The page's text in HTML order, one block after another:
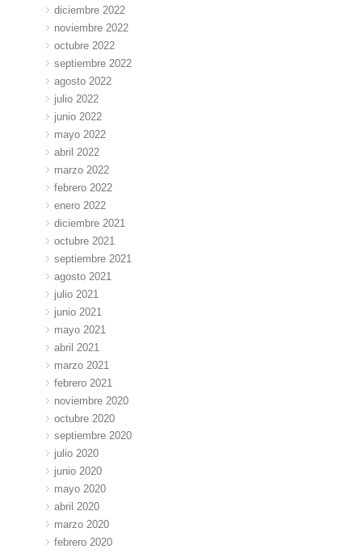
diciembre 2022
noviembre 2022
octubre 2022
septiembre 2022
agosto 2022
julio 2022
junio 2022
mayo 2022
abril 2022
marzo 2022
febrero 2022
enero 2022
diciembre 2021
octubre 2021
septiembre 2021
agosto 2021
julio 2021
junio 2021
mayo 2021
abril 2021
marzo 2021
febrero 2021
noviembre 2020
octubre 2020
septiembre 2020
julio 2020
junio 2020
mayo 2020
abril 2020
marzo 2020
febrero 2020